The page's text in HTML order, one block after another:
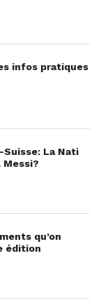
infos pratiques
La Nati
qu’on
édition